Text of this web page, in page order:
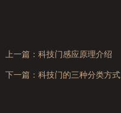
上一篇： 科技门感应原理介绍
下一篇： 科技门的三种分类方式